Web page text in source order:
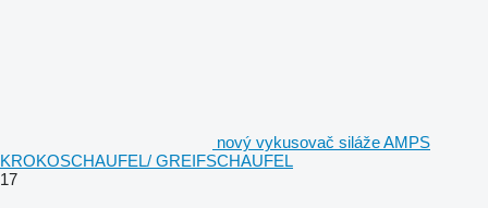
nový vykusovač siláže AMPS
KROKOSCHAUFEL/ GREIFSCHAUFEL
17